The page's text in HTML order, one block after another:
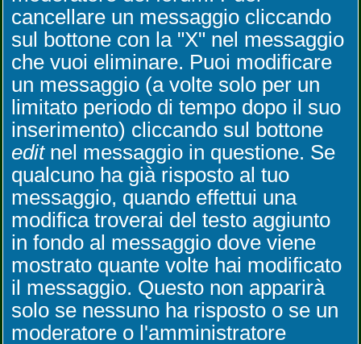
cancellare un messaggio cliccando
sul bottone con la "X" nel messaggio
che vuoi eliminare. Puoi modificare
un messaggio (a volte solo per un
limitato periodo di tempo dopo il suo
inserimento) cliccando sul bottone
editnel messaggio in questione. Se
qualcuno ha già risposto al tuo
messaggio, quando effettui una
modifica troverai del testo aggiunto
in fondo al messaggio dove viene
mostrato quante volte hai modificato
il messaggio. Questo non apparirà
solo se nessuno ha risposto o se un
moderatore o l'amministratore